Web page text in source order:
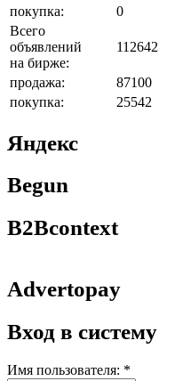
покупка:
0
Всего
объявлений
на бирже:
112642
продажа:
87100
покупка:
25542
Яндекс
Begun
B2Bcontext
Advertopay
Вход в систему
Имя пользователя: *